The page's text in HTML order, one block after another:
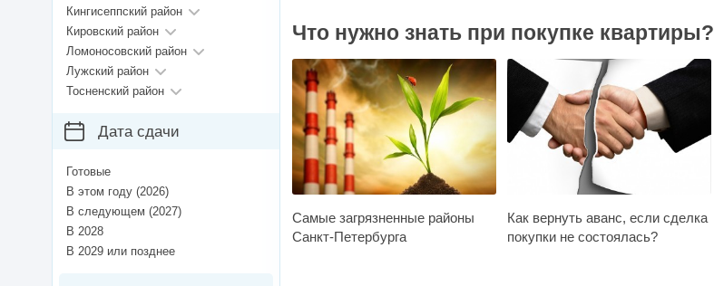
Что нужно знать при покупке квартиры?
Самые загрязненные районы
Санкт-Петербурга
Как вернуть аванс, если сделка
покупки не состоялась?
Кингисеппский район
Кировский район
Ломоносовский район
Лужский район
Тосненский район
Дата сдачи
Готовые
В этом году (2026)
В следующем (2027)
В 2028
В 2029 или позднее